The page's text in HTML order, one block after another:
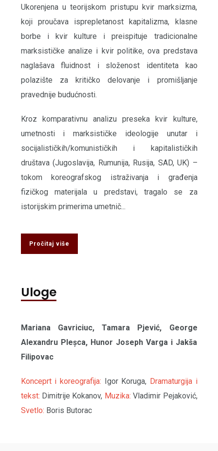
Ukorenjena u teorijskom pristupu kvir marksizma,
koji proučava isprepletanost kapitalizma, klasne
borbe i kvir kulture i preispituje tradicionalne
marksističke analize i kvir politike, ova predstava
naglašava fluidnost i složenost identiteta kao
polazište za kritičko delovanje i promišljanje
pravednije budućnosti.
Kroz komparativnu analizu preseka kvir kulture,
umetnosti i marksističke ideologije unutar i
socijalističkih/komunističkih i kapitalističkih
društava (Jugoslavija, Rumunija, Rusija, SAD, UK) –
tokom koreografskog istraživanja i građenja
fizičkog materijala u predstavi, tragalo se za
istorijskim primerima umetnič...
Pročitaj više
Uloge
Mariana Gavriciuc, Tamara Pjević, George
Alexandru Pleșca, Hunor Joseph Varga i Jakša
Filipovac
Konceprt i koreografija: Igor Koruga, Dramaturgija i
tekst: Dimitrije Kokanov, Muzika:Vladimir Pejaković,
Svetlo: Boris Butorac